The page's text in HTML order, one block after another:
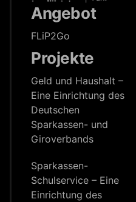
Angebot
FLiP2Go
Projekte
Geld und Haushalt –
Eine Einrichtung des
Deutschen
Sparkassen- und
Giroverbands
Sparkassen-
Schulservice – Eine
Einrichtung des